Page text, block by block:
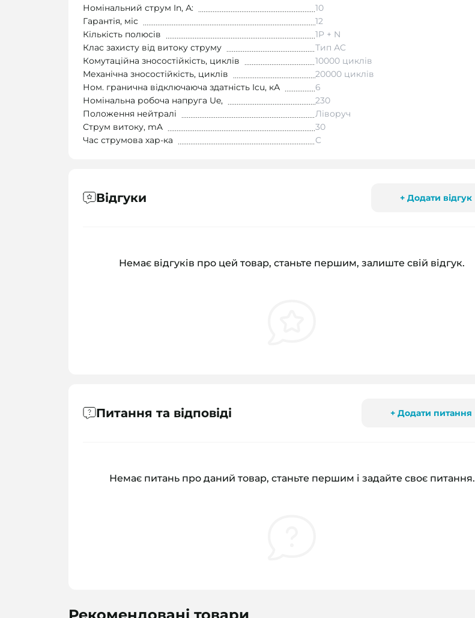
Номінальний струм In, А:
10
Гарантія, міс
12
Кількість полюсів
1P + N
Клас захисту від витоку струму
Тип АC
Комутаційна зносостійкість, циклів
10000 циклів
Механічна зносостійкість, циклів
20000 циклів
Ном. гранична відключаюча здатність Icu, кА
6
Номінальна робоча напруга Ue,
230
Положення нейтралі
Ліворуч
Струм витоку, mA
30
Час струмова хар-ка
C
Відгуки + Додати відгук
Немає відгуків про цей товар, станьте першим, залиште свій відгук.
Питання та відповіді + Додати питання
Немає питань про даний товар, станьте першим і задайте своє питання.